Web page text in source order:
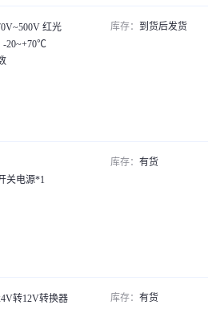
OCP，OVP，SCP
红光
-20~+70℃
库存： 到货后发货
关电源*1
库存： 有货
转12V转换器
库存： 有货